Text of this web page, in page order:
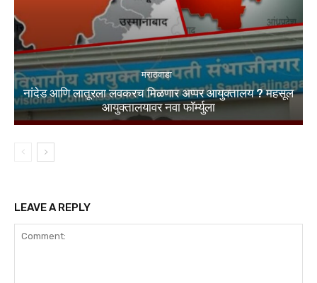
मराठवाडा
नांदेड आणि लातूरला लवकरच मिळणार अप्पर आयुक्तालय ? महसूल
आयुक्तालयावर नवा फॉर्म्युला
LEAVE A REPLY